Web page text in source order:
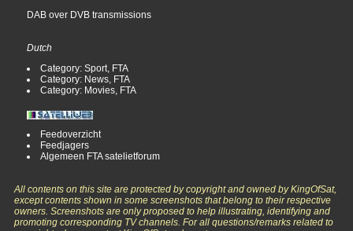
DAB over DVB transmissions
Dutch
Category: Sport, FTA
Category: News, FTA
Category: Movies, FTA
Feedoverzicht
Feedjagers
Algemeen FTA satelietforum
All contents on this site are protected by copyright and owned by KingOfSat,
except contents shown in some screenshots that belong to their respective
owners. Screenshots are only proposed to help illustrating, identifying and
promoting corresponding TV channels. For all questions/remarks related to